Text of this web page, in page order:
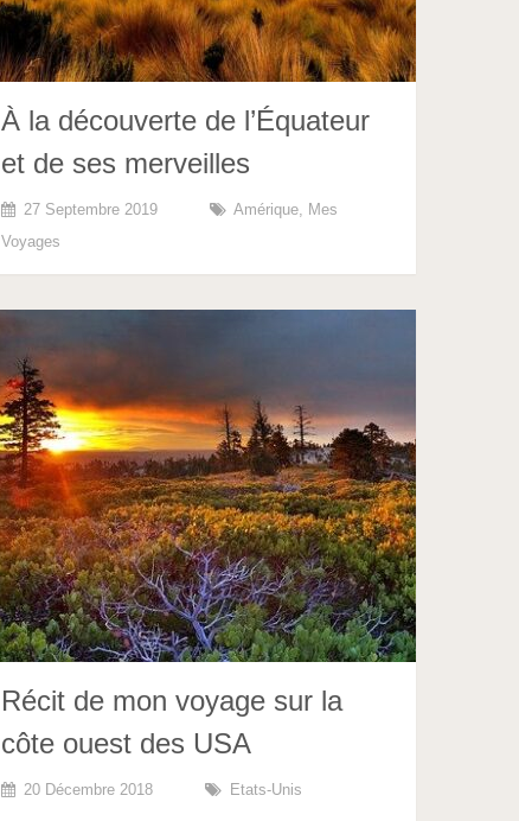
À la découverte de l’Équateur
et de ses merveilles
27 Septembre 2019 Amérique
Mes
Voyages
Récit de mon voyage sur la
côte ouest des USA
20 Décembre 2018 Etats-Unis